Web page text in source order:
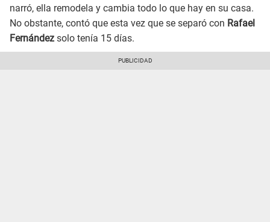
narró, ella remodela y cambia todo lo que hay en su casa.
No obstante, contó que esta vez que se separó con Rafael
Fernández solo tenía 15 días.